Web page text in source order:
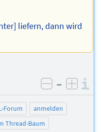
liefern, dann wird
negativ
–
Forum
anmelden
Thread-Baum